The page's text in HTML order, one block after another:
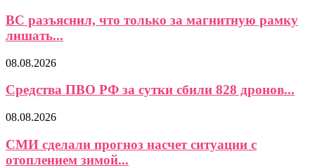
ВС разъяснил, что только за магнитную рамку
лишать...
08.08.2026
Средства ПВО РФ за сутки сбили 828 дронов...
08.08.2026
СМИ сделали прогноз насчет ситуации с
отоплением зимой...